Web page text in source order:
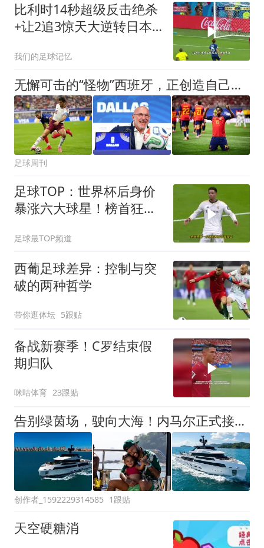
比利时14秒超级反击绝杀
+让2追3惊天大逆转日本
我们的足球记忆
无懈可击的“怪物”西班牙，正创造自己的时代
足球周刊
足球TOP：世界杯后身价
暴涨六大球星！榜首狂涨
足球最TOP频道
西葡足球差异：控制与突
破的两种哲学
带你逛体坛 5跟贴
备战新赛季！C罗结束假
期归队
咪咕体育 23跟贴
告别绿茵场，驶向大海！内马尔正式接收46米探险游艇“Enejota”号
创作者_1592229314585 1跟贴
天空硬糖消